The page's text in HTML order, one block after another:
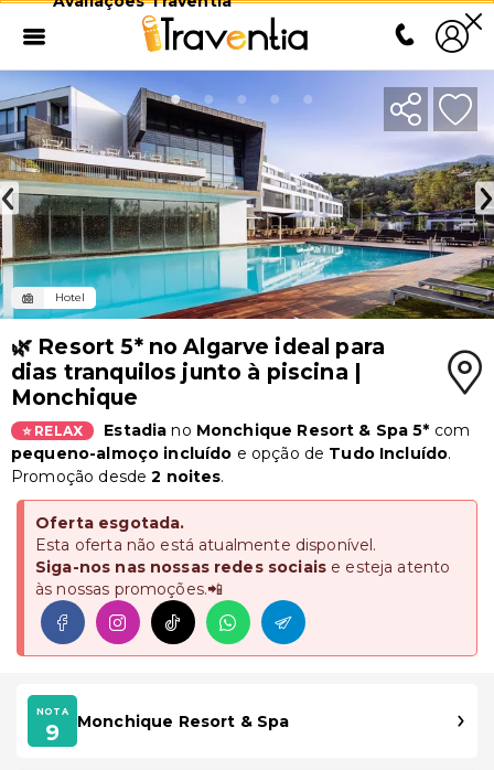
Hotel
🌿 Resort 5* no Algarve ideal para
dias tranquilos junto à piscina |
Monchique
⭐ RELAX Estadiano Monchique Resort & Spa 5* com
pequeno-almoço incluído e opção de Tudo Incluído.
Promoção desde2 noites.
Oferta esgotada.
Esta oferta não está atualmente disponível.
Siga-nos nas nossas redes sociaise esteja atento
às nossas promoções.📲
NOTA
9 Monchique Resort & Spa